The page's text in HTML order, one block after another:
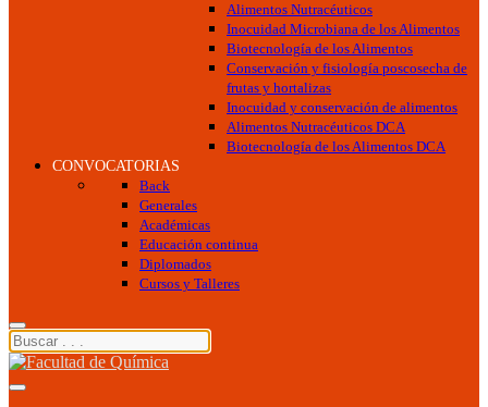
Alimentos Nutracéuticos
Inocuidad Microbiana de los Alimentos
Biotecnología de los Alimentos
Conservación y fisiología poscosecha de
frutas y hortalizas
Inocuidad y conservación de alimentos
Alimentos Nutracéuticos DCA
Biotecnología de los Alimentos DCA
CONVOCATORIAS
Back
Generales
Académicas
Educación continua
Diplomados
Cursos y Talleres